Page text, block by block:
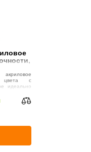
акриловое
цвета с
идеально